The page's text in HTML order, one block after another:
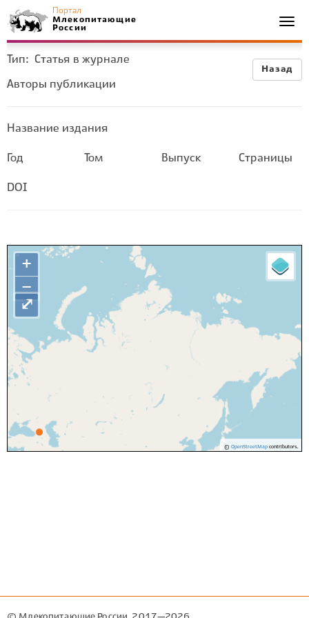
Портал
Млекопитающие
России
Назад
Тип: Статья в журнале
Авторы публикации
Название издания
Год Том Выпуск Страницы
DOI
+
−
© OpenStreetMapcontributors.
⤢